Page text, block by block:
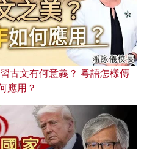
古文有何意義？ 粵語怎樣傳
應用？